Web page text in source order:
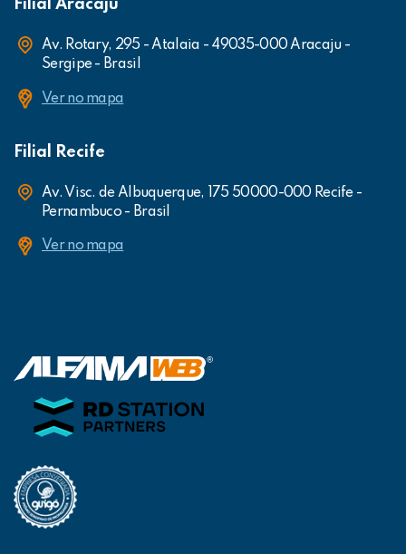
Filial Aracaju
Av. Rotary, 295 - Atalaia - 49035-000 Aracaju -
Sergipe - Brasil
Ver no mapa
Filial Recife
Av. Visc. de Albuquerque, 175 50000-000 Recife -
Pernambuco - Brasil
Ver no mapa